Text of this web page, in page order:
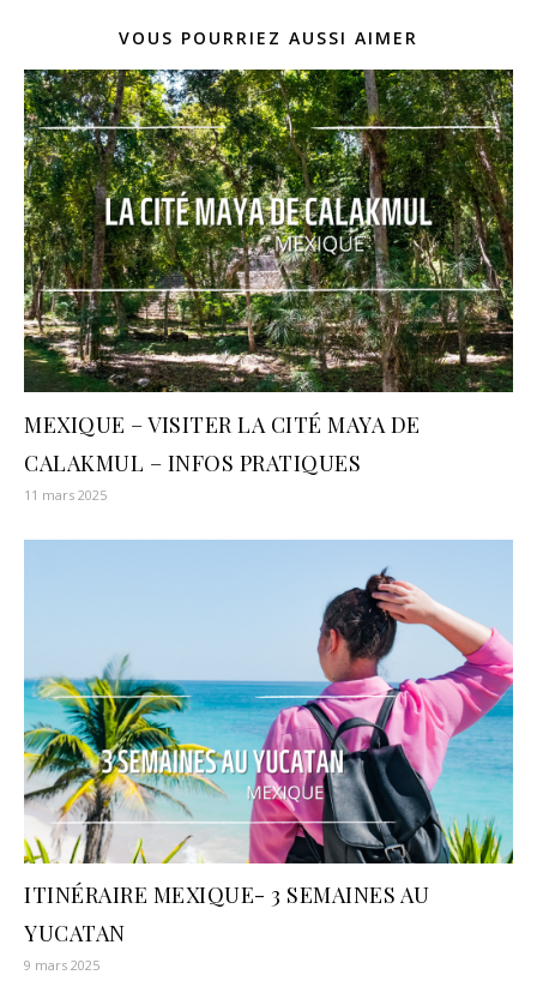
VOUS POURRIEZ AUSSI AIMER
MEXIQUE – VISITER LA CITÉ MAYA DE
CALAKMUL – INFOS PRATIQUES
11 mars 2025
ITINÉRAIRE MEXIQUE- 3 SEMAINES AU
YUCATAN
9 mars 2025